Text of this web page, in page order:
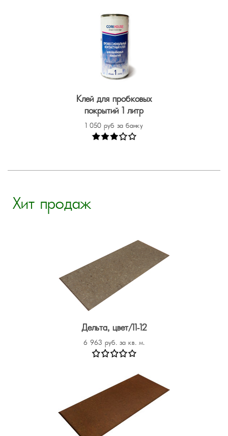
Клей для пробковых
покрытий 1 литр
1 050 руб за банку
Хит продаж
Дельта, цвет/11-12
6 963 руб. за кв. м.